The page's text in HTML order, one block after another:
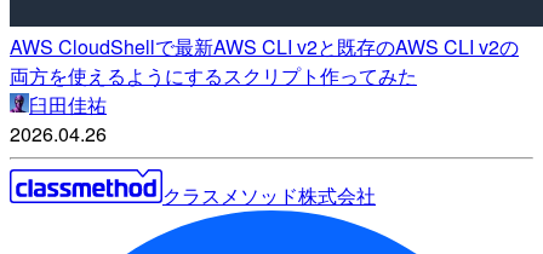
AWS CloudShellで最新AWS CLI v2と既存のAWS CLI v2の
両方を使えるようにするスクリプト作ってみた
臼田佳祐
2026.04.26
クラスメソッド株式会社